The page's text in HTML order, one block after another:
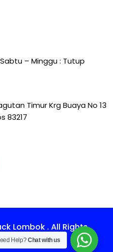
Sabtu – Minggu : Tutup
Timur Krg Buaya No 13
83217
Lombok . All Rights
Help?Chat with us